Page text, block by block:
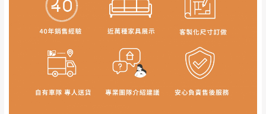
加收說明
。
際商品的顏色、質感稍有不同，如因此而需
退換貨，
需自付來回運費及人資成本，請您
訂購前詳加確認。(包含商品尺寸是否合適)。
訂購前請確認商品尺寸，大型物件因為人工
丈量，難免會有些許誤差值(約正負0.5CM)